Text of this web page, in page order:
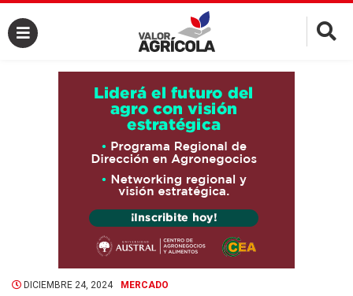
×
DICIEMBRE 24, 2024 MERCADO